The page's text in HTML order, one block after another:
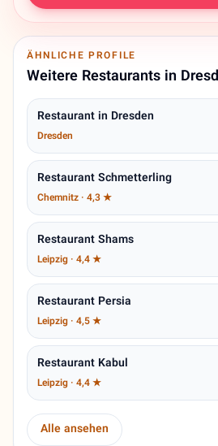
ÄHNLICHE PROFILE
Weitere Restaurants in
Restaurant in Dresden
Dresden
Restaurant Schmetterling
Chemnitz · 4,3 ★
Restaurant Shams
Leipzig · 4,4 ★
Restaurant Persia
Leipzig · 4,5 ★
Restaurant Kabul
Leipzig · 4,4 ★
Alle ansehen